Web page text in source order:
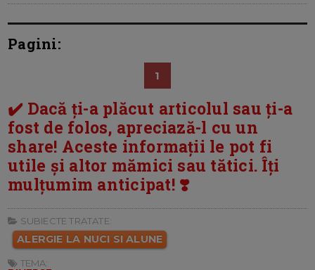
Pagini:
1
✔️ Dacă ți-a plăcut articolul sau ți-a
fost de folos, apreciază-l cu un
share! Aceste informații le pot fi
utile și altor mămici sau tătici. Îți
mulțumim anticipat! ❣️
SUBIECTE TRATATE:
ALERGIE LA NUCI SI ALUNE
TEMA: